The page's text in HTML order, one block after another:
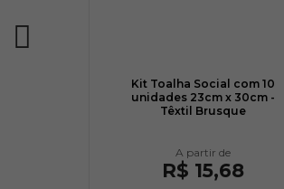
Kit Toalha Social com 10
unidades 23cm x 30cm -
Têxtil Brusque
R$ 15,68